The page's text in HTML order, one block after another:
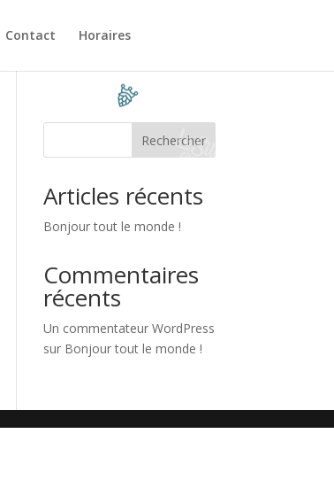
Contact Horaires
Rechercher
Articles récents
Bonjour tout le monde !
Commentaires
récents
Un commentateur WordPress
sur Bonjour tout le monde !